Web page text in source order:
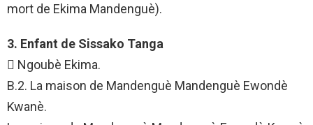
mort de Ekima Mandenguè).
3. Enfant de Sissako Tanga
 Ngoubè Ekima.
B.2. La maison de Mandenguè Mandenguè Ewondè
Kwanè.